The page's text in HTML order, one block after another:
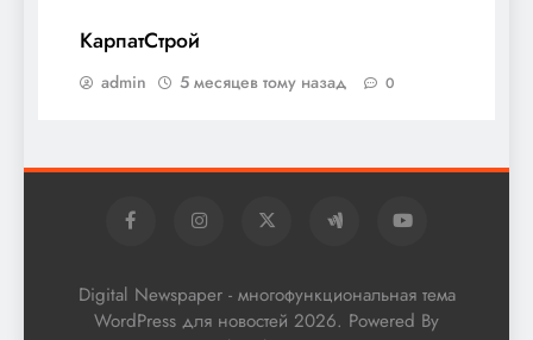
КарпатСтрой
admin 5 месяцев тому назад 0
Digital Newspaper - многофункциональная тема
WordPress для новостей 2026. Powered By